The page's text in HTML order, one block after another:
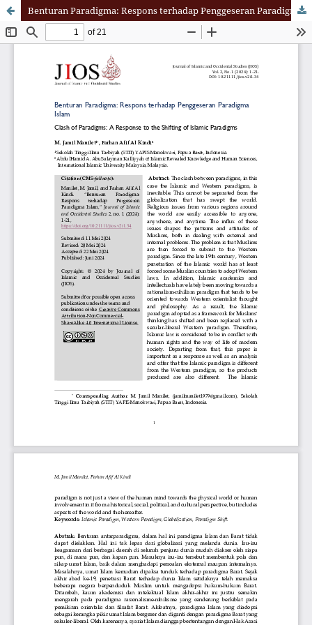
Benturan Paradigma: Respons terhadap Penggeseran Paradigma Islam